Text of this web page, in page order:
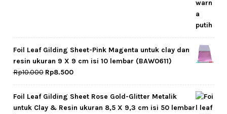
Foil Leaf Gilding Sheet-Pink Magenta untuk clay dan
resin ukuran 9 X 9 cm isi 10 lembar (BAW0611)
Rp10.000 Original
price
was:
Rp10.000.
Rp8.500Current
price
is:
Rp8.500.
Foil Leaf Gilding Sheet Rose Gold-Glitter Metalik
untuk Clay & Resin ukuran 8,5 X 9,3 cm isi 50 lembar